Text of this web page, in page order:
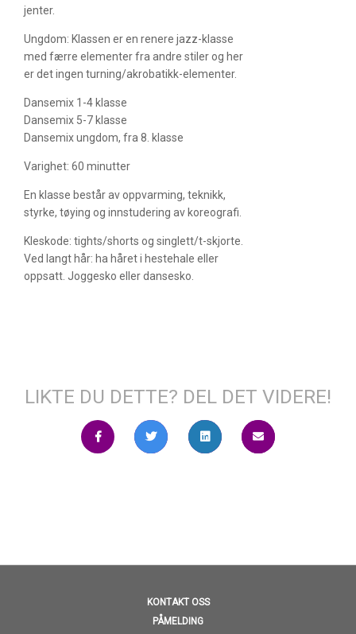
jenter.
Ungdom: Klassen er en renere jazz-klasse
med færre elementer fra andre stiler og her
er det ingen turning/akrobatikk-elementer.
Dansemix 1-4 klasse
Dansemix 5-7 klasse
Dansemix ungdom, fra 8. klasse
Varighet: 60 minutter
En klasse består av oppvarming, teknikk,
styrke, tøying og innstudering av koreografi.
Kleskode: tights/shorts og singlett/t-skjorte.
Ved langt hår: ha håret i hestehale eller
oppsatt. Joggesko eller dansesko.
LIKTE DU DETTE? DEL DET VIDERE!
KONTAKT OSS
PÅMELDING